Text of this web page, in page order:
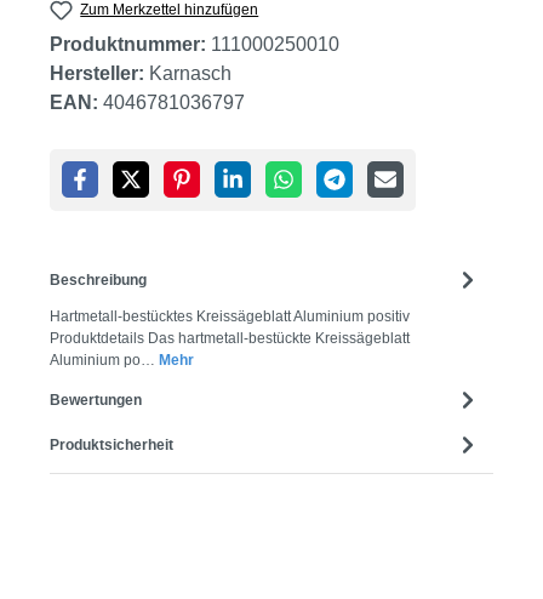
Zum Merkzettel hinzufügen
Produktnummer: 111000250010
Hersteller: Karnasch
EAN: 4046781036797
Beschreibung
Hartmetall-bestücktes Kreissägeblatt Aluminium positiv
Produktdetails Das hartmetall-bestückte Kreissägeblatt
Aluminium po… Mehr
Bewertungen
Produktsicherheit